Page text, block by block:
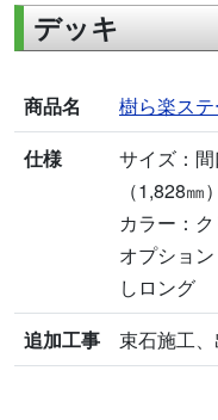
デッキ
商品名 樹ら楽ス
仕様
サイズ：
（1,828㎜）
カラー：
オプショ
しロング
追加工事
束石施工